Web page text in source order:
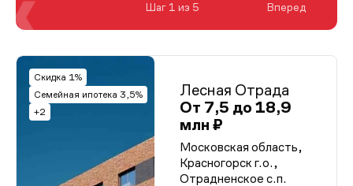
Скидка 1%
Семейная ипотека 3,5%
+2
Лесная Отрада
От 7,5 до 18,9
млн ₽
Московская область,
Красногорск г.о.,
Отрадненское с.п.
Шаг 1 из 5 Вперед